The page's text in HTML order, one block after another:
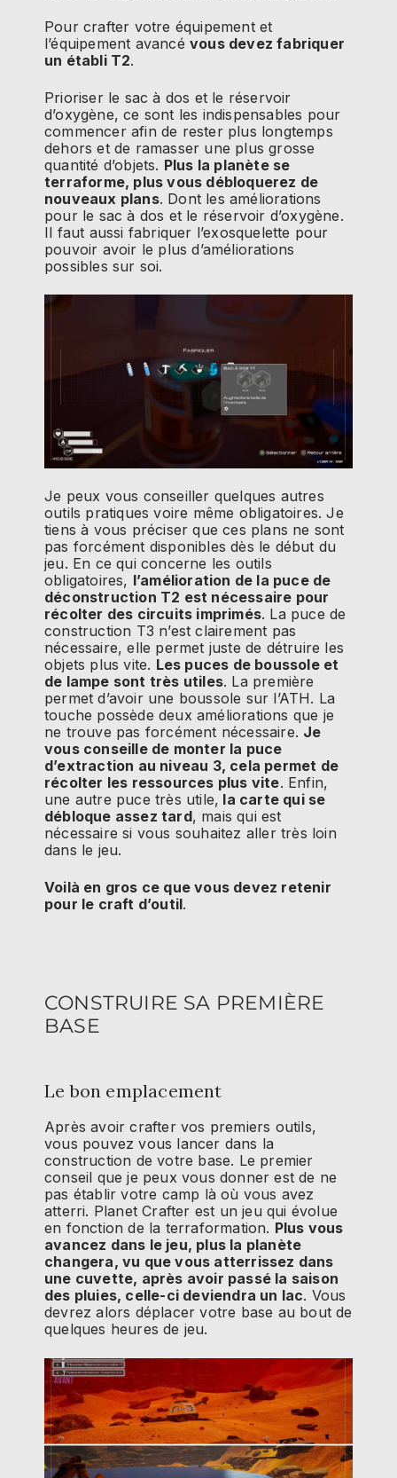
Pour crafter votre équipement et
l’équipement avancé vous devez fabriquer
un établi T2.
Prioriser le sac à dos et le réservoir
d’oxygène, ce sont les indispensables pour
commencer afin de rester plus longtemps
dehors et de ramasser une plus grosse
quantité d’objets. Plus la planète se
terraforme, plus vous débloquerez de
nouveaux plans. Dont les améliorations
pour le sac à dos et le réservoir d’oxygène.
Il faut aussi fabriquer l’exosquelette pour
pouvoir avoir le plus d’améliorations
possibles sur soi.
Je peux vous conseiller quelques autres
outils pratiques voire même obligatoires. Je
tiens à vous préciser que ces plans ne sont
pas forcément disponibles dès le début du
jeu. En ce qui concerne les outils
obligatoires, l’amélioration de la puce de
déconstruction T2 est nécessaire pour
récolter des circuits imprimés. La puce de
construction T3 n’est clairement pas
nécessaire, elle permet juste de détruire les
objets plus vite. Les puces de boussole et
de lampe sont très utiles. La première
permet d’avoir une boussole sur l’ATH. La
touche possède deux améliorations que je
ne trouve pas forcément nécessaire. Je
vous conseille de monter la puce
d’extraction au niveau 3, cela permet de
récolter les ressources plus vite. Enfin,
une autre puce très utile, la carte qui se
débloque assez tard, mais qui est
nécessaire si vous souhaitez aller très loin
dans le jeu.
Voilà en gros ce que vous devez retenir
pour le craft d’outil.
CONSTRUIRE SA PREMIÈRE
BASE
Le bon emplacement
Après avoir crafter vos premiers outils,
vous pouvez vous lancer dans la
construction de votre base. Le premier
conseil que je peux vous donner est de ne
pas établir votre camp là où vous avez
atterri. Planet Crafter est un jeu qui évolue
en fonction de la terraformation. Plus vous
avancez dans le jeu, plus la planète
changera, vu que vous atterrissez dans
une cuvette, après avoir passé la saison
des pluies, celle-ci deviendra un lac. Vous
devrez alors déplacer votre base au bout de
quelques heures de jeu.